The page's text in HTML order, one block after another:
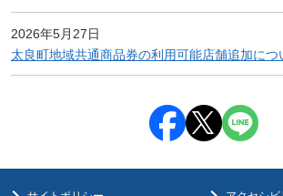
2026年5月27日
太良町地域共通商品券の利用可能店舗追加につ